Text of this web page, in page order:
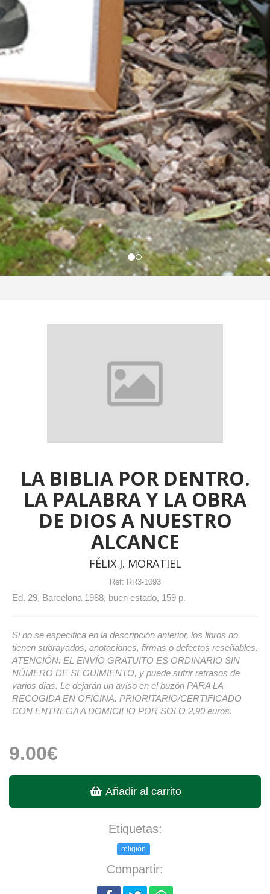
LA BIBLIA POR DENTRO.
LA PALABRA Y LA OBRA
DE DIOS A NUESTRO
ALCANCE
FÉLIX J. MORATIEL
Ref: RR3-1093
Ed. 29, Barcelona 1988, buen estado, 159 p.
Si no se especifica en la descripción anterior, los libros no
tienen subrayados, anotaciones, firmas o defectos reseñables.
ATENCIÓN: EL ENVÍO GRATUITO ES ORDINARIO SIN
NÚMERO DE SEGUIMIENTO, y puede sufrir retrasos de
varios días. Le dejarán un aviso en el buzón PARA LA
RECOGIDA EN OFICINA. PRIORITARIO/CERTIFICADO
CON ENTREGA A DOMICILIO POR SOLO 2,90 euros.
9.00€
Añadir al carrito
Etiquetas:
religión
Compartir: